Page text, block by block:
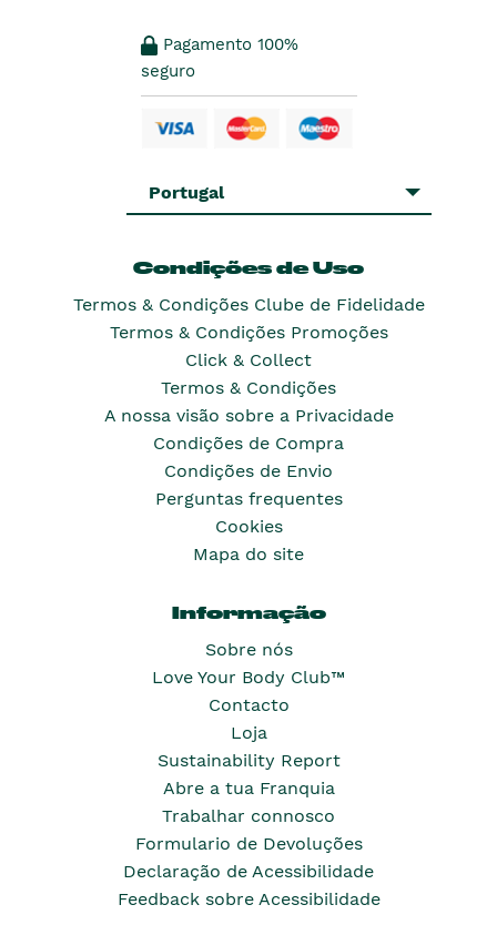
Pagamento 100%
seguro
Portugal
Condições de Uso
Termos & Condições Clube de Fidelidade
Termos & Condições Promoções
Click & Collect
Termos & Condições
A nossa visão sobre a Privacidade
Condições de Compra
Condições de Envio
Perguntas frequentes
Cookies
Mapa do site
Informação
Sobre nós
Love Your Body Club™
Contacto
Loja
Sustainability Report
Abre a tua Franquia
Trabalhar connosco
Formulario de Devoluções
Declaração de Acessibilidade
Feedback sobre Acessibilidade